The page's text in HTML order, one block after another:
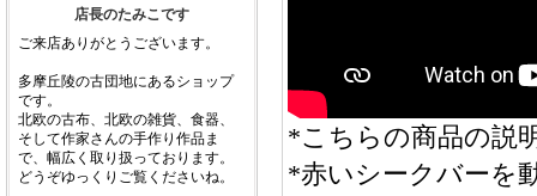
店長のたみこです
ご来店ありがとうございます。
多摩丘陵の古団地にあるショップ
です。
北欧の古布、北欧の雑貨、食器、
そして作家さんの手作り作品ま
で、幅広く取り扱っております。
どうぞゆっくりご覧くださいね。
*こちらの商品の説
*赤いシークバーを